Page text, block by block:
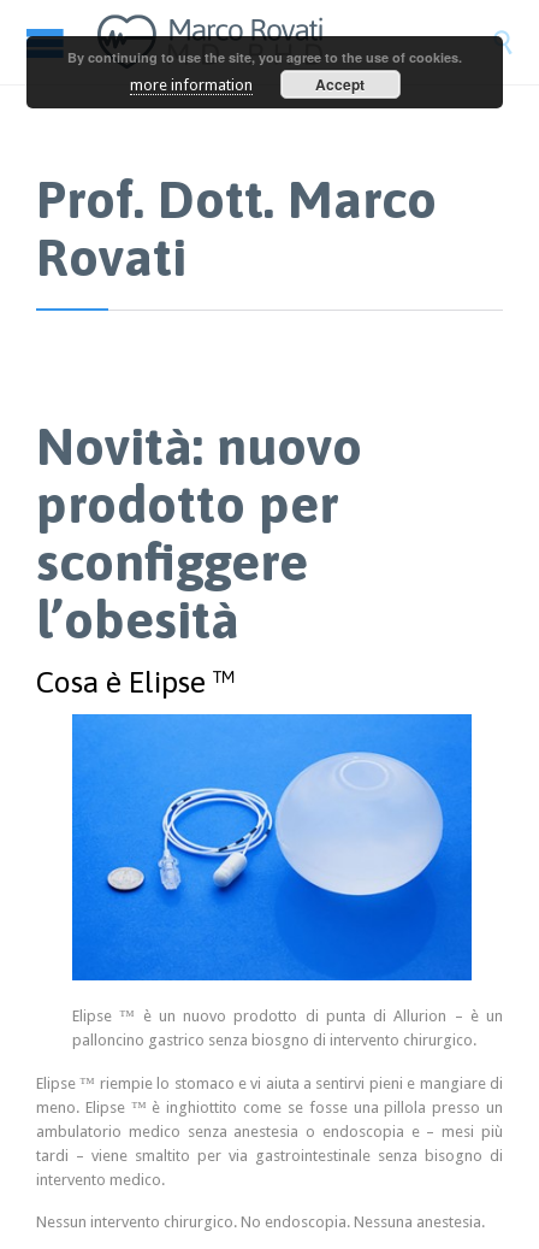

Prof. Dott. Marco
Rovati
Novità: nuovo
prodotto per
sconfiggere
l’obesità
Cosa è Elipse ™
Elipse ™ è un nuovo prodotto di punta di Allurion – è un
palloncino gastrico senza biosgno di intervento chirurgico.
Elipse ™ riempie lo stomaco e vi aiuta a sentirvi pieni e mangiare di
meno. Elipse ™ è inghiottito come se fosse una pillola presso un
ambulatorio medico senza anestesia o endoscopia e – mesi più
tardi – viene smaltito per via gastrointestinale senza bisogno di
intervento medico.
Nessun intervento chirurgico. No endoscopia. Nessuna anestesia.
By continuing to use the site, you agree to the use of cookies.
more information
Accept